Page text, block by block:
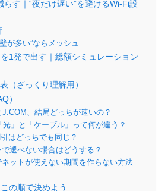
す｜“夜だけ遅い”を避けるWi-Fi設
が多い”ならメッシュ
を1発で出す｜総額シミュレーション
（ざっくり理解用）
）
、結局どっちが速いの？
」と「ケーブル」って何が違う？
はどっちでも同じ？
選べない場合はどうする？
ットが使えない期間を作らない方法
の順で決めよう